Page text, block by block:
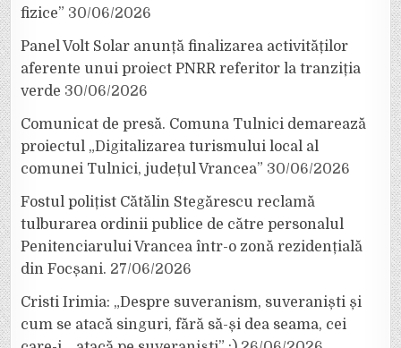
fizice” 30/06/2026
Panel Volt Solar anunță finalizarea activităților
aferente unui proiect PNRR referitor la tranziția
verde 30/06/2026
Comunicat de presă. Comuna Tulnici demarează
proiectul „Digitalizarea turismului local al
comunei Tulnici, județul Vrancea” 30/06/2026
Fostul polițist Cătălin Stegărescu reclamă
tulburarea ordinii publice de către personalul
Penitenciarului Vrancea într-o zonă rezidențială
din Focșani. 27/06/2026
Cristi Irimia: „Despre suveranism, suveraniști și
cum se atacă singuri, fără să-și dea seama, cei